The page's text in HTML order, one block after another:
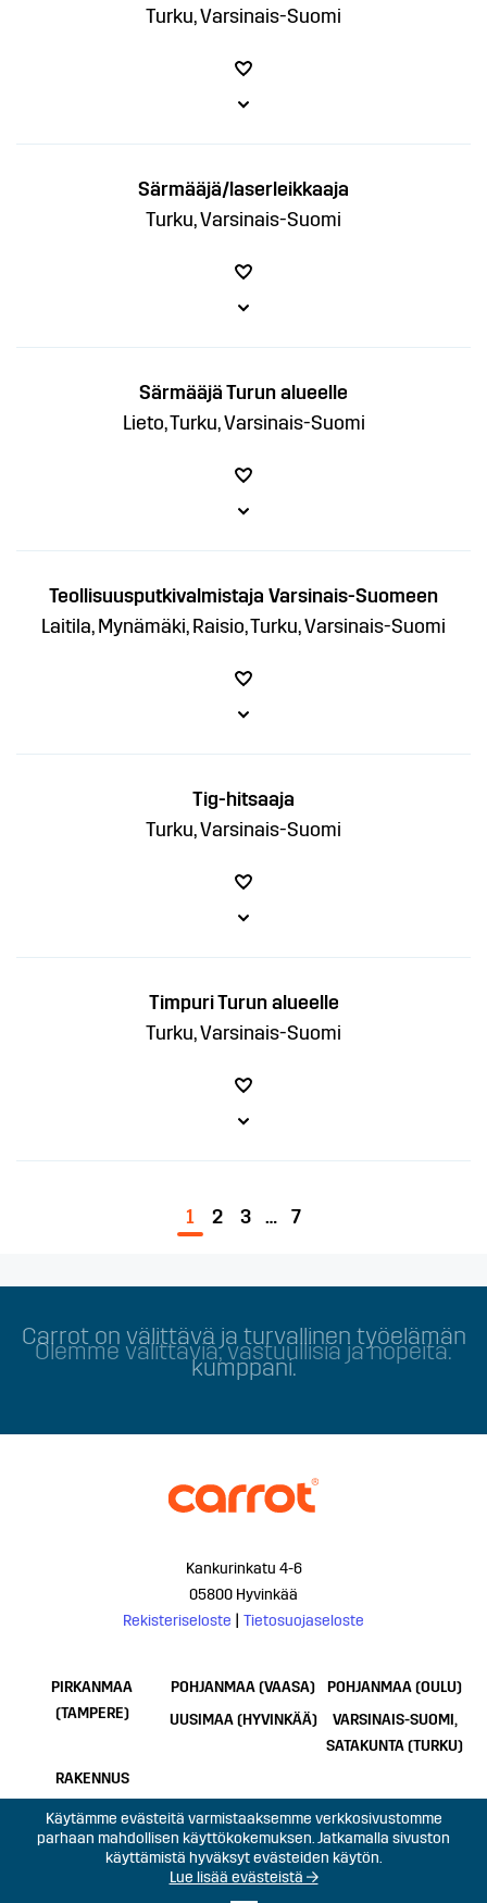
Turku, Varsinais-Suomi
Särmääjä/laserleikkaaja
Turku, Varsinais-Suomi
Särmääjä Turun alueelle
Lieto, Turku, Varsinais-Suomi
Teollisuusputkivalmistaja Varsinais-Suomeen
Laitila, Mynämäki, Raisio, Turku, Varsinais-Suomi
Tig-hitsaaja
Turku, Varsinais-Suomi
Timpuri Turun alueelle
Turku, Varsinais-Suomi
1 2 3 … 7
Olemme välittäviä, vastuullisia ja nopeita.
Kankurinkatu 4-6
05800 Hyvinkää
Rekisteriseloste
Tietosuojaseloste
PIRKANMAA
(TAMPERE)
POHJANMAA (VAASA)
POHJANMAA (OULU)
UUSIMAA (HYVINKÄÄ)
VARSINAIS-SUOMI,
SATAKUNTA (TURKU)
RAKENNUS
Käytämme evästeitä varmistaaksemme verkkosivustomme
parhaan mahdollisen käyttökokemuksen. Jatkamalla sivuston
käyttämistä hyväksyt evästeiden käytön.
Lue lisää evästeistä →